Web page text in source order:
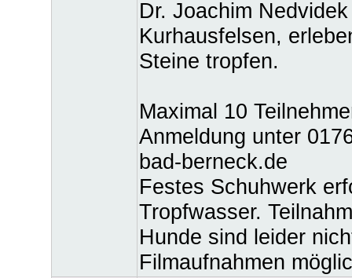
Dr. Joachim
Kurhausfelsen,
Steine tropfen.
Maximal 10
Anmeldung unter
bad-berneck.de
Festes Schuhwerk
Tropfwasser.
Hunde sind leider
Filmaufnahmen